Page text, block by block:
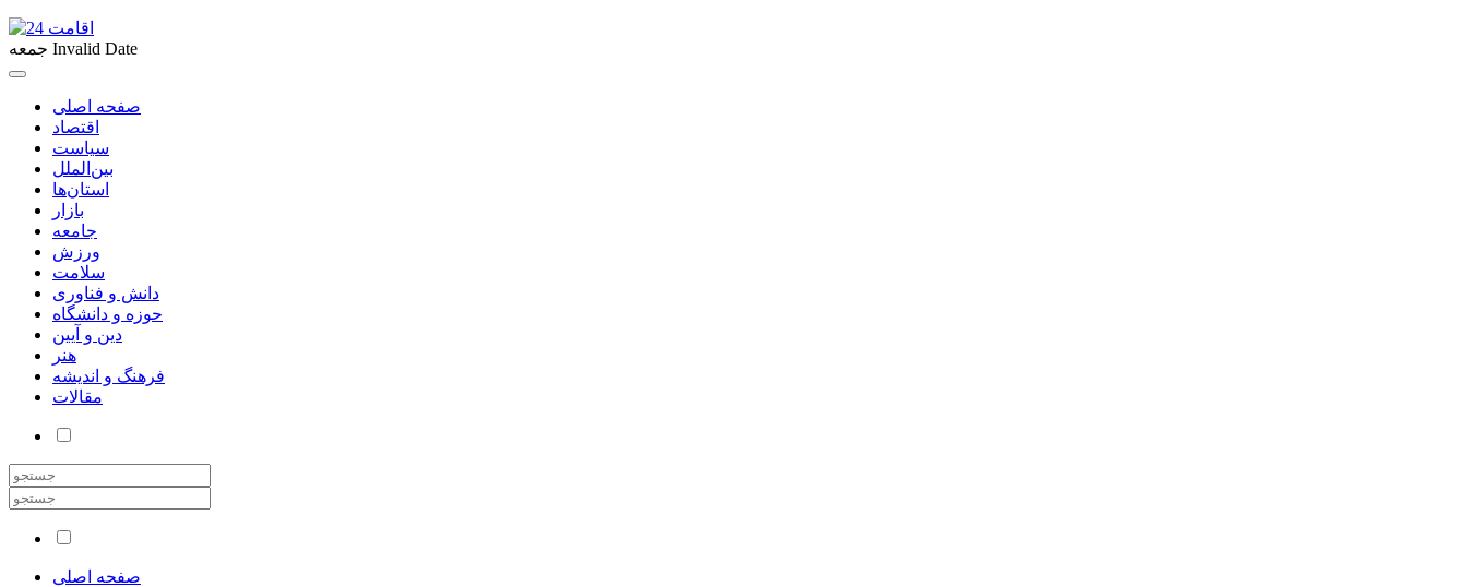
جمعه Invalid Date
صفحه اصلی
اقتصاد
سیاست
بین‌الملل
استان‌ها
بازار
جامعه
ورزش
سلامت
دانش و فناوری
حوزه و دانشگاه
دین و آیین
هنر
فرهنگ و اندیشه
مقالات
صفحه اصلی